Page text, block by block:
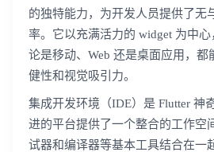
的独特能力，为开发人员提供了无
率。它以充满活力的 widget 为中
论是移动、Web 还是桌面应用，都
健性和视觉吸引力。
集成开发环境（IDE）是 Flutter 神
进的平台提供了一个整合的工作空
试器和编译器等基本工具结合在一